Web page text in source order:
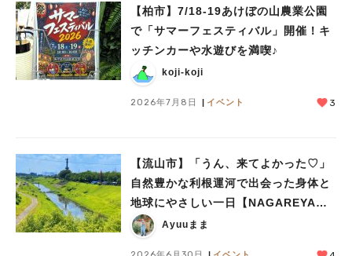
【柏市】7/18-19あけぼの山農業公園
で「サマーフェスティバル」開催！キ
ッチンカーや水遊びを満喫♪
koji-koji
2026年7月8日 イベント 3
【流山市】「うん、来てよかった♡」
自然豊かな利根運河で出会った身体と
地球にやさしい一日【NAGAREYAMA
Earthing Market®︎】レポート
Ayuuまま